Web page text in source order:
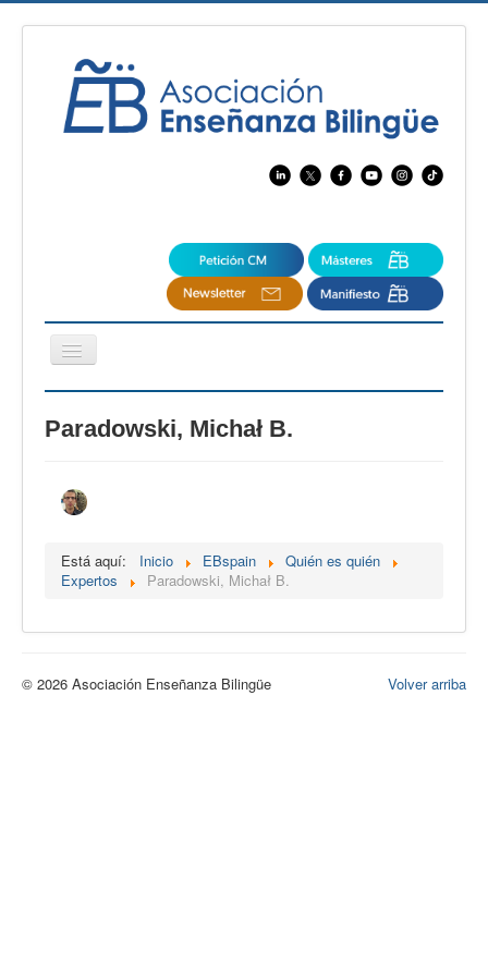
Cambiar
navegación
CertAcleB
Calidad
Artículos
Recursos
Paradowski, Michał B.
Está aquí: Inicio EBspain
Quién es quién
Expertos
Paradowski, Michał B.
Volver arriba
© 2026 Asociación Enseñanza Bilingüe